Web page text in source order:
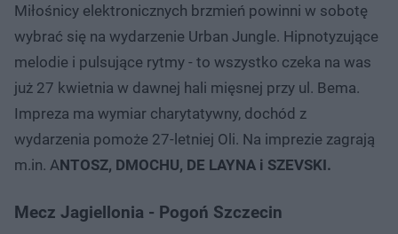
Miłośnicy elektronicznych brzmień powinni w sobotę
wybrać się na wydarzenie Urban Jungle. Hipnotyzujące
melodie i pulsujące rytmy - to wszystko czeka na was
już 27 kwietnia w dawnej hali mięsnej przy ul. Bema.
Impreza ma wymiar charytatywny, dochód z
wydarzenia pomoże 27-letniej Oli. Na imprezie zagrają
m.in. ANTOSZ, DMOCHU, DE LAYNA i SZEVSKI.
Mecz Jagiellonia - Pogoń Szczecin